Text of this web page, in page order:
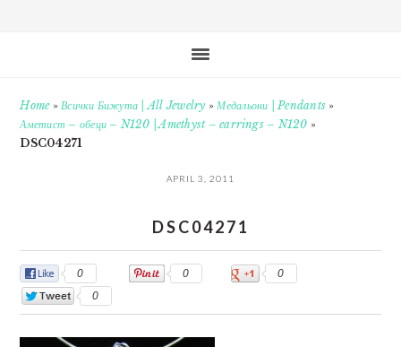
Home»Всички Бижута | All Jewelry »Медальони | Pendants »
Аметист – обеци – N120 | Amethyst – earrings – N120 »
DSC04271
APRIL 3, 2011
DSC04271
0 0
0
0